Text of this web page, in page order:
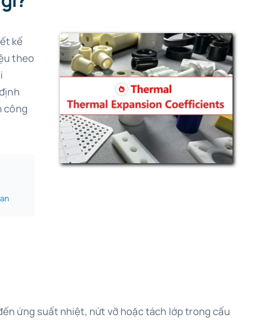
kế
theo
công
ứng suất nhiệt, nứt vỡ hoặc tách lớp trong cấu